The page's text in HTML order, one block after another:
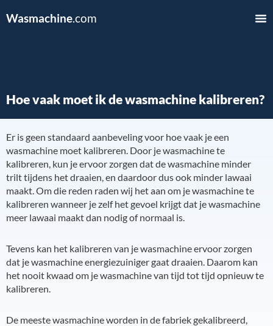
Wasmachine.com
Hoe vaak moet ik de wasmachine kalibreren?
Er is geen standaard aanbeveling voor hoe vaak je een
wasmachine moet kalibreren. Door je wasmachine te
kalibreren, kun je ervoor zorgen dat de wasmachine minder
trilt tijdens het draaien, en daardoor dus ook minder lawaai
maakt. Om die reden raden wij het aan om je wasmachine te
kalibreren wanneer je zelf het gevoel krijgt dat je wasmachine
meer lawaai maakt dan nodig of normaal is.
Tevens kan het kalibreren van je wasmachine ervoor zorgen
dat je wasmachine energiezuiniger gaat draaien. Daarom kan
het nooit kwaad om je wasmachine van tijd tot tijd opnieuw te
kalibreren.
De meeste wasmachine worden in de fabriek gekalibreerd,